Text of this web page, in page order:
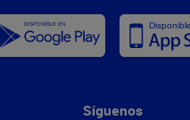
Síguenos